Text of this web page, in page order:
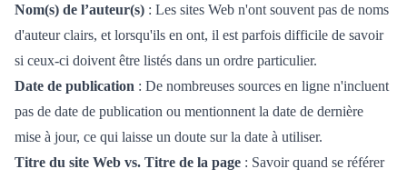
Nom(s) de l’auteur(s) : Les sites Web n'ont souvent pas de noms
d'auteur clairs, et lorsqu'ils en ont, il est parfois difficile de savoir
si ceux-ci doivent être listés dans un ordre particulier.
Date de publication : De nombreuses sources en ligne n'incluent
pas de date de publication ou mentionnent la date de dernière
mise à jour, ce qui laisse un doute sur la date à utiliser.
Titre du site Web vs. Titre de la page : Savoir quand se référer